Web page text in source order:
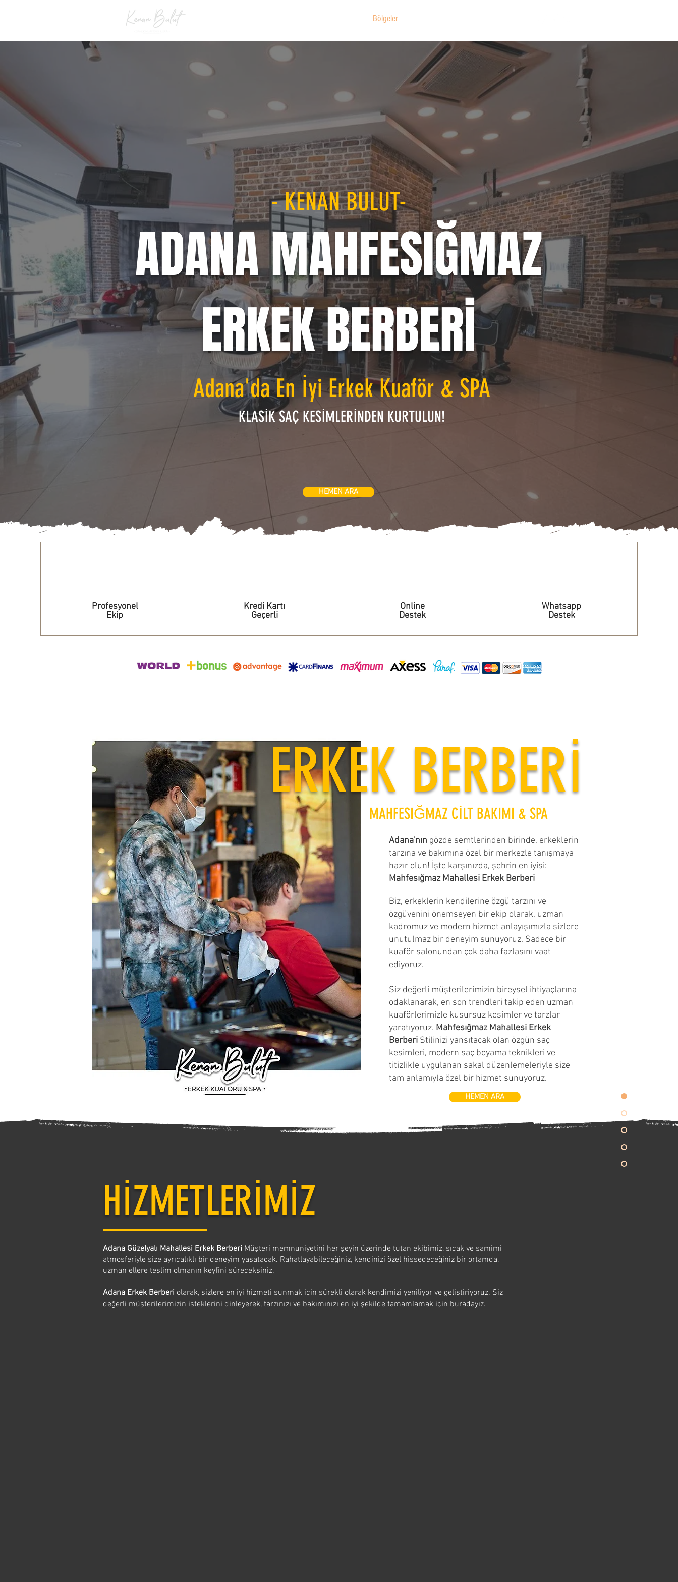
Bölgeler
- KENAN BULUT-
ADANA MAHFESIĞMAZ
ERKEK BERBERİ
Adana'da En İyi Erkek Kuaför & SPA
KLASİK SAÇ KESİMLERİNDEN KURTULUN!
HEMEN ARA
Profesyonel
Ekip
Kredi Kartı
Geçerli
Online
Destek
Whatsapp
Destek
ERKEK BERBERİ
Adana'nın gözde semtlerinden birinde, erkeklerin
tarzına ve bakımına özel bir merkezle tanışmaya
hazır olun! İşte karşınızda, şehrin en iyisi:
Mahfesığmaz Mahallesi Erkek Berberi
Biz, erkeklerin kendilerine özgü tarzını ve
özgüvenini önemseyen bir ekip olarak, uzman
kadromuz ve modern hizmet anlayışımızla sizlere
unutulmaz bir deneyim sunuyoruz. Sadece bir
kuaför salonundan çok daha fazlasını vaat
ediyoruz.
Siz değerli müşterilerimizin bireysel ihtiyaçlarına
odaklanarak, en son trendleri takip eden uzman
kuaförlerimizle kusursuz kesimler ve tarzlar
yaratıyoruz. Mahfesığmaz Mahallesi Erkek
Berberi Stilinizi yansıtacak olan özgün saç
kesimleri, modern saç boyama teknikleri ve
titizlikle uygulanan sakal düzenlemeleriyle size
tam anlamıyla özel bir hizmet sunuyoruz.
MAHFESIĞMAZ CİLT BAKIMI & SPA
HEMEN ARA
HİZMETLERİMİZ
Adana Güzelyalı Mahallesi Erkek Berberi Müşteri memnuniyetini her şeyin üzerinde tutan ekibimiz, sıcak ve samimi
atmosferiyle size ayrıcalıklı bir deneyim yaşatacak. Rahatlayabileceğiniz, kendinizi özel hissedeceğiniz bir ortamda,
uzman ellere teslim olmanın keyfini süreceksiniz.
Adana Erkek Berberi olarak, sizlere en iyi hizmeti sunmak için sürekli olarak kendimizi yeniliyor ve geliştiriyoruz. Siz
değerli müşterilerimizin isteklerini dinleyerek, tarzınızı ve bakımınızı en iyi şekilde tamamlamak için buradayız.